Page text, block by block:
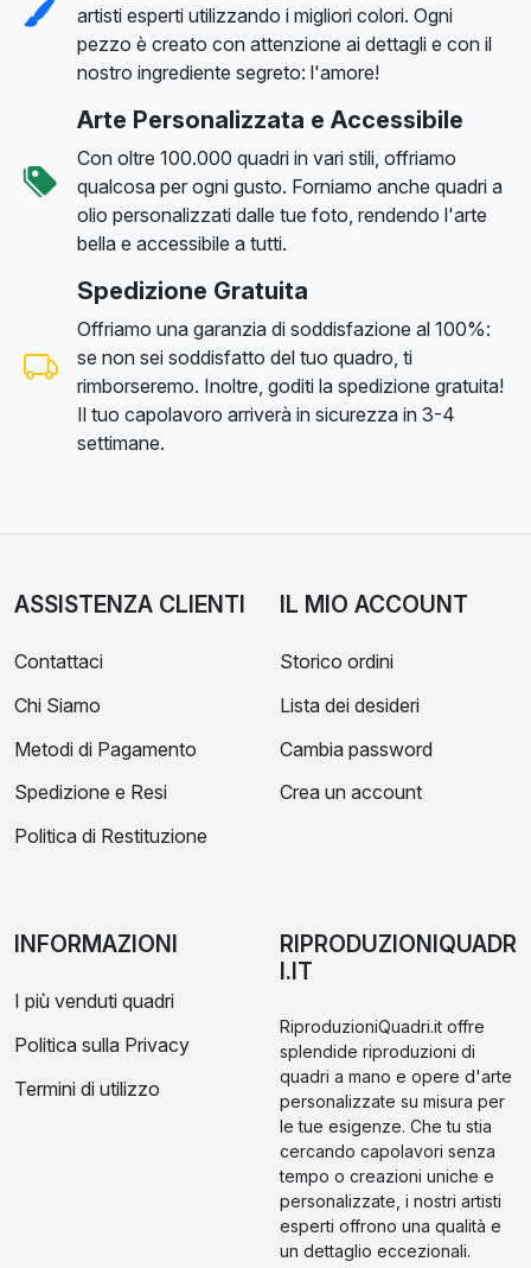
artisti esperti utilizzando i migliori colori. Ogni
pezzo è creato con attenzione ai dettagli e con il
nostro ingrediente segreto: l'amore!
Arte Personalizzata e Accessibile
Con oltre 100.000 quadri in vari stili, offriamo
qualcosa per ogni gusto. Forniamo anche quadri a
olio personalizzati dalle tue foto, rendendo l'arte
bella e accessibile a tutti.
Spedizione Gratuita
Offriamo una garanzia di soddisfazione al 100%:
se non sei soddisfatto del tuo quadro, ti
rimborseremo. Inoltre, goditi la spedizione gratuita!
Il tuo capolavoro arriverà in sicurezza in 3-4
settimane.
ASSISTENZA CLIENTI
Contattaci
Chi Siamo
Metodi di Pagamento
Spedizione e Resi
Politica di Restituzione
IL MIO ACCOUNT
Storico ordini
Lista dei desideri
Cambia password
Crea un account
INFORMAZIONI
I più venduti quadri
Politica sulla Privacy
Termini di utilizzo
RIPRODUZIONIQUADR
I.IT
RiproduzioniQuadri.it offre
splendide riproduzioni di
quadri a mano e opere d'arte
personalizzate su misura per
le tue esigenze. Che tu stia
cercando capolavori senza
tempo o creazioni uniche e
personalizzate, i nostri artisti
esperti offrono una qualità e
un dettaglio eccezionali.